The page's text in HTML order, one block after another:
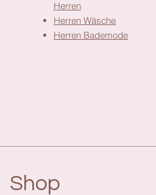
Herren
Herren Wäsche
Herren Bademode
Shop